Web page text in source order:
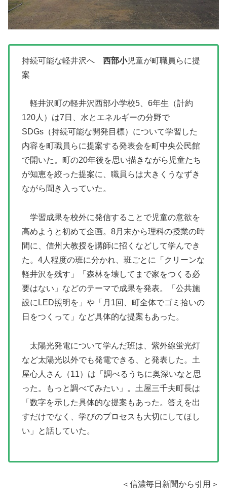
持続可能な軽井沢へ 西部小児童が町職員らに提
案
軽井沢町の軽井沢西部小学校5、6年生（計約
120人）は7日、水とエネルギーの分野で
SDGs（持続可能な開発目標）について学習した
内容を町職員らに提案する発表会を町中央公民館
で開いた。町の20年後を思い描きながら児童たち
が知恵を絞った提案に、職員らは大きくうなずき
ながら聞き入っていた。
学習成果を校外に発信することで児童の意欲を
高めようと初めて企画。8月末から理科の授業の時
間に、信州大教授を講師に招くなどして学んでき
た。4人程度の班に分かれ、班ごとに「クリーンな
軽井沢を残す」「森林を壊してまで家をつくる必
要はない」などのテーマで成果を発表。「公共施
設にLED照明を」や「月1回、町全体でゴミ拾いの
日をつくって」など具体的な提案もあった。
太陽光発電について学んだ班は、紫外線蛍光灯
など太陽光以外でも発電できる、と発表した。土
屋心人さん（11）は「調べるうちに奥深いなと思
った。もっと調べてみたい」。土屋三千夫町長は
「数字を示した具体的な提案もあった。答えを出
すだけでなく、学びのプロセスも大切にしてほし
い」と話していた。
＜信濃毎日新聞から引用＞